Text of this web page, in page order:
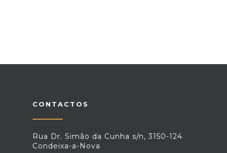
CONTACTOS
Rua Dr. Simão da Cunha s/n, 3150-124
Condeixa-a-Nova